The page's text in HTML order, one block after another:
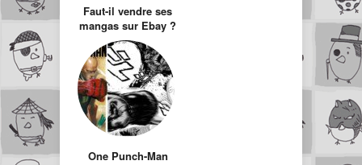
Faut-il vendre ses
mangas sur Ebay ?
One Punch-Man